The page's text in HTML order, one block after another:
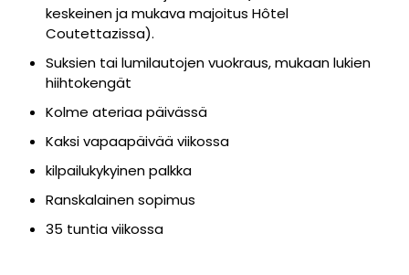
keskeinen ja mukava majoitus Hôtel
Coutettazissa).
Suksien tai lumilautojen vuokraus, mukaan lukien
hiihtokengät
Kolme ateriaa päivässä
Kaksi vapaapäivää viikossa
kilpailukykyinen palkka
Ranskalainen sopimus
35 tuntia viikossa